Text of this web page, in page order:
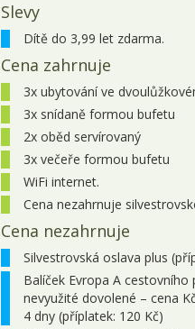
Zájezd
nemá
k
dispozici
žádné
termíny.
Slevy
Dítě do 3,99 let zdarma.
Cena zahrnuje
3x ubytování ve
3x snídaně formou bufetu
2x oběd servírovaný
3x večeře formou bufetu
WiFi internet.
Cena nezahrnuje
Cena nezahrnuje
Silvestrovská oslava plus
Balíček Evropa A cestovního
nevyužité dovolené – cena
4 dny (příplatek: 120 Kč)